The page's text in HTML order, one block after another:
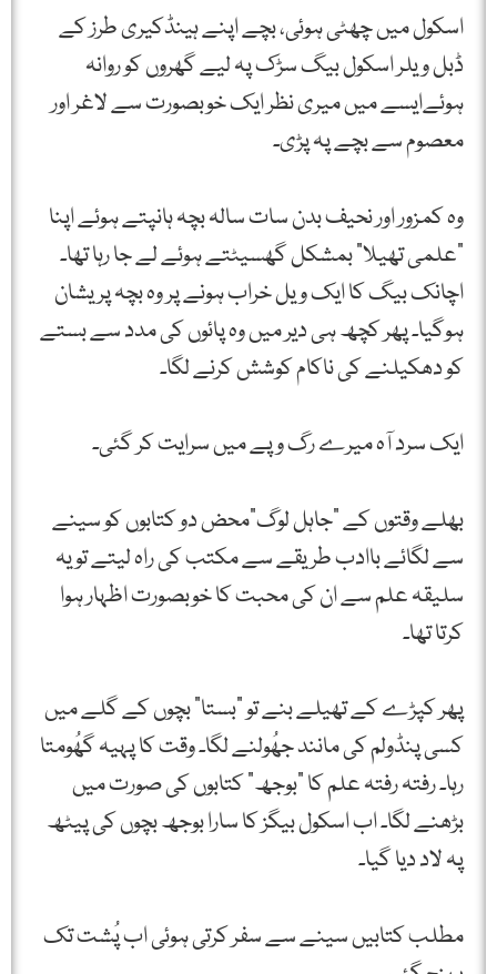
اسکول ميں چھٹی ہوئی، بچے اپنے ہینڈکیری طرز کے
ڈبل ویلر اسکول بیگ سڑک پہ لیے گھروں کو روانہ
ہوئےایسے میں میری نظر ایک خوبصورت سے لاغر اور
معصوم سے بچے پہ پڑی۔
وہ کمزور اور نحیف بدن سات سالہ بچہ ہانپتے ہوئے اپنا
"علمی تھیلا” بمشکل گھسیٹتے ہوئے لے جا رہا تھا۔
اچانک بیگ کا ایک ویل خراب ہونے پر وہ بچہ پریشان
ہوگیا۔ پھر کچھ ہی دیر میں وہ پائوں کی مدد سے بستے
کو دھکیلنے کی ناکام کوشش کرنے لگا۔
ایک سرد آہ میرے رگ و پے میں سرایت کر گئی۔
بھلے وقتوں کے "جاہل لوگ”محض دو کتابوں کو سینے
سے لگائے باادب طریقے سے مکتب کی راہ لیتے تو یہ
سلیقہ علم سے ان کی محبت کا خوبصورت اظہار ہوا
کرتا تھا۔
پھر کپڑے کے تھیلے بنے تو "بستا” بچوں کے گلے میں
کسی پنڈولم کی مانند جھُولنے لگا۔ وقت کا پہیہ گھُومتا
رہا۔ رفتہ رفتہ علم کا "بوجھ” کتابوں کی صورت میں
بڑھنے لگا۔ اب اسکول بیگز کا سارا بوجھ بچوں کی پیٹھ
پہ لاد دیا گیا۔
مطلب کتابیں سینے سے سفر کرتی ہوئی اب پُشت تک